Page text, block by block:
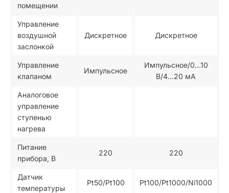
помещении
Управление
воздушной
заслонкой
Дискретное Дискретное
Управление
клапаном
Импульсное
Импульсное/0…10
В/4…20 мА
Аналоговое
управление
ступенью
нагрева
Питание
прибора, В
220 220
Датчик
температуры
Pt50/Pt100 Pt100/Pt1000/Ni1000